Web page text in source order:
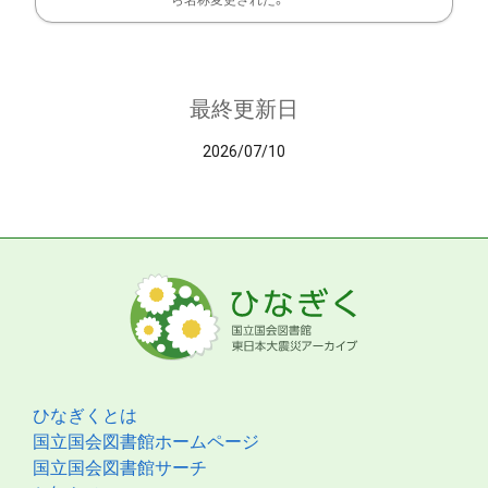
最終更新日
2026/07/10
ひなぎくとは
国立国会図書館ホームページ
国立国会図書館サーチ